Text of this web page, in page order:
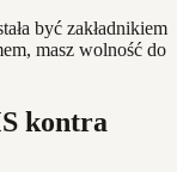
być zakładnikiem
masz wolność do
kontra